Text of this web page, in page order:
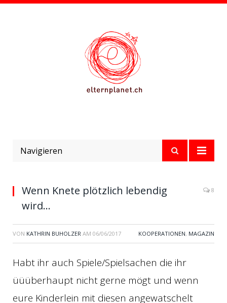
Navigieren
Wenn Knete plötzlich lebendig
wird…
8
VON KATHRIN BUHOLZER AM 06/06/2017 KOOPERATIONEN, MAGAZIN
Habt ihr auch Spiele/Spielsachen die ihr
üüüberhaupt nicht gerne mögt und wenn
eure Kinderlein mit diesen angewatschelt